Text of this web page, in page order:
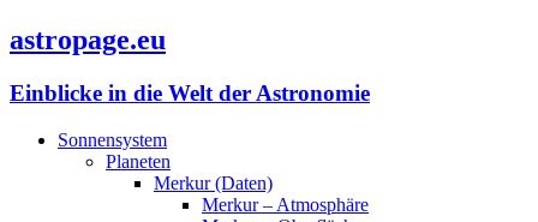
astropage.eu
Einblicke in die Welt der Astronomie
Sonnensystem
Planeten
Merkur (Daten)
Merkur – Atmosphäre